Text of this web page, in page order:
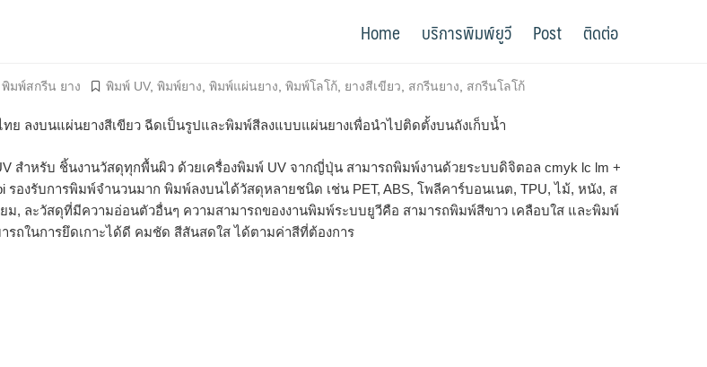
Home บริการพิมพ์ยูวี Post ติดต่อ
พิมพ์สกรีน ยาง พิมพ์ UV, พิมพ์ยาง พิมพ์แผ่นยาง พิมพ์โลโก้ ยางสีเขียว สกรีนยาง สกรีนโลโก้
ย ลงบนแผ่นยางสีเขียว ฉีดเป็นรูปและพิมพ์สีลงแบบแผ่นยางเพื่อนำไปติดตั้งบนถังเก็บน้ำ
สำหรับ ชิ้นงานวัสดุทุกพื้นผิว ด้วยเครื่องพิมพ์ UV จากญี่ปุ่น สามารถพิมพ์งานด้วยระบบดิจิตอล cmyk lc lm +
รองรับการพิมพ์จำนวนมาก พิมพ์ลงบนได้วัสดุหลายชนิด เช่น PET, ABS, โพลีคาร์บอนเนต, TPU, ไม้, หนัง, ส
ม, ละวัสดุที่มีความอ่อนตัวอื่นๆ ความสามารถของงานพิมพ์ระบบยูวีคือ สามารถพิมพ์สีขาว เคลือบใส และพิมพ์
ถในการยึดเกาะได้ดี คมชัด สีสันสดใส ได้ตามค่าสีที่ต้องการ